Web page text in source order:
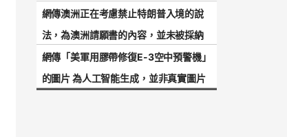
網傳澳洲正在考慮禁止特朗普入境的說
法，為澳洲請願書的內容，並未被採納
網傳「美軍用膠帶修復E-3空中預警機」
的圖片 為人工智能生成，並非真實圖片